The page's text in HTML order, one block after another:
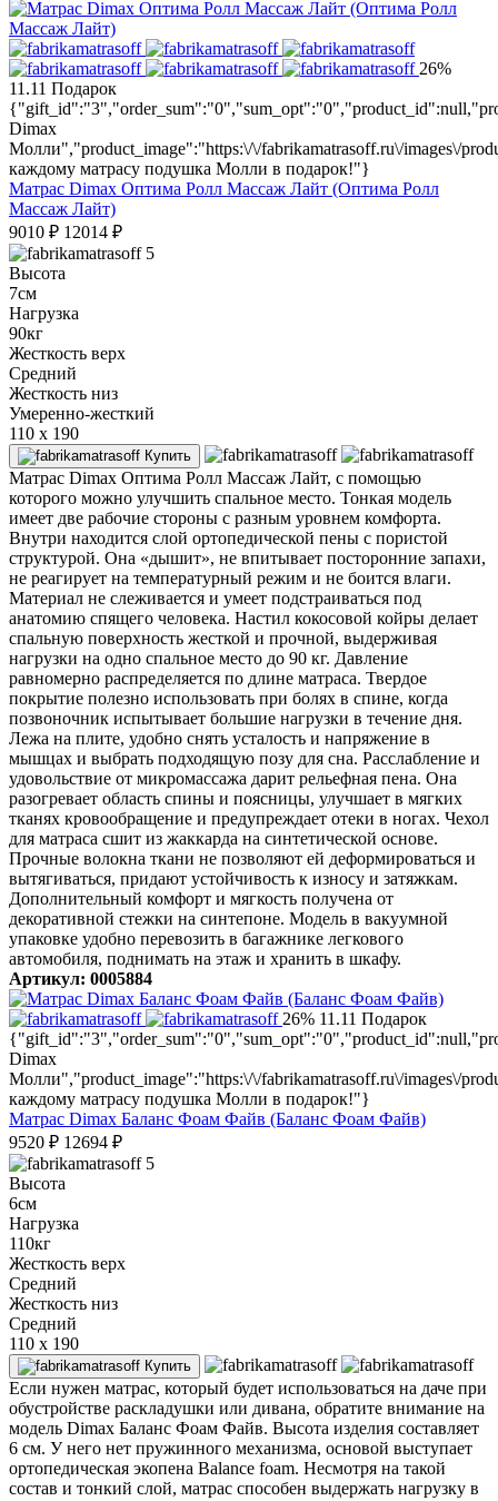
26%
11.11 Подарок
Dimax
Молли","product_image":"https:\/\/fabrikamatrasoff.ru\/images\/
каждому матрасу подушка Молли в подарок!"}
Матрас Dimax Оптима Ролл Массаж Лайт (Оптима Ролл
Массаж Лайт)
9010 ₽ 12014 ₽
5
Высота
7см
Нагрузка
90кг
Жесткость верх
Средний
Жесткость низ
Умеренно-жесткий
110 x 190
Купить
Матрас Dimax Оптима Ролл Массаж Лайт, с помощью
которого можно улучшить спальное место. Тонкая модель
имеет две рабочие стороны с разным уровнем комфорта.
Внутри находится слой ортопедической пены с пористой
структурой. Она «дышит», не впитывает посторонние запахи,
не реагирует на температурный режим и не боится влаги.
Материал не слеживается и умеет подстраиваться под
анатомию спящего человека. Настил кокосовой койры делает
спальную поверхность жесткой и прочной, выдерживая
нагрузки на одно спальное место до 90 кг. Давление
равномерно распределяется по длине матраса. Твердое
покрытие полезно использовать при болях в спине, когда
позвоночник испытывает большие нагрузки в течение дня.
Лежа на плите, удобно снять усталость и напряжение в
мышцах и выбрать подходящую позу для сна. Расслабление и
удовольствие от микромассажа дарит рельефная пена. Она
разогревает область спины и поясницы, улучшает в мягких
тканях кровообращение и предупреждает отеки в ногах. Чехол
для матраса сшит из жаккарда на синтетической основе.
Прочные волокна ткани не позволяют ей деформироваться и
вытягиваться, придают устойчивость к износу и затяжкам.
Дополнительный комфорт и мягкость получена от
декоративной стежки на синтепоне. Модель в вакуумной
упаковке удобно перевозить в багажнике легкового
автомобиля, поднимать на этаж и хранить в шкафу.
Артикул: 0005884
26% 11.11 Подарок
Dimax
Молли","product_image":"https:\/\/fabrikamatrasoff.ru\/images\/
каждому матрасу подушка Молли в подарок!"}
Матрас Dimax Баланс Фоам Файв (Баланс Фоам Файв)
9520 ₽ 12694 ₽
5
Высота
6см
Нагрузка
110кг
Жесткость верх
Средний
Жесткость низ
Средний
110 x 190
Купить
Если нужен матрас, который будет использоваться на даче при
обустройстве раскладушки или дивана, обратите внимание на
модель Dimax Баланс Фоам Файв. Высота изделия составляет
6 см. У него нет пружинного механизма, основой выступает
ортопедическая экопена Balance foam. Несмотря на такой
состав и тонкий слой, матрас способен выдержать нагрузку в